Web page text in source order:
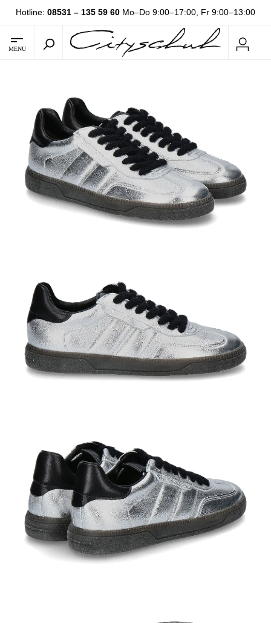
Hotline: 08531 – 135 59 60 Mo–Do 9:00–17:00, Fr 9:00–13:00
MENU